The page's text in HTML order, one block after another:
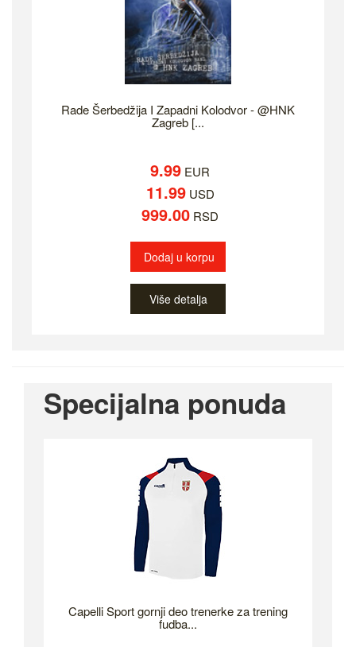
Rade Šerbedžija I Zapadni Kolodvor - @HNK
Zagreb [...
9.99 EUR
11.99USD
999.00 RSD
Dodaj u korpu
Više detalja
Specijalna ponuda
Capelli Sport gornji deo trenerke za trening
fudba...